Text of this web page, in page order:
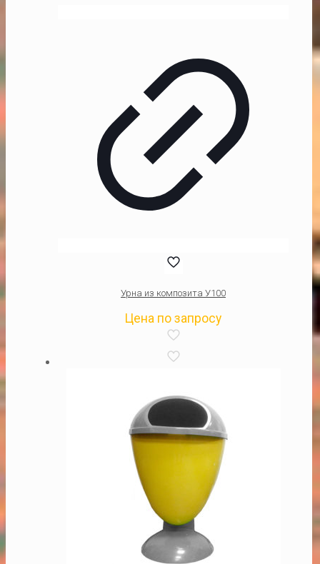
Урна из композита У100
Цена по запросу